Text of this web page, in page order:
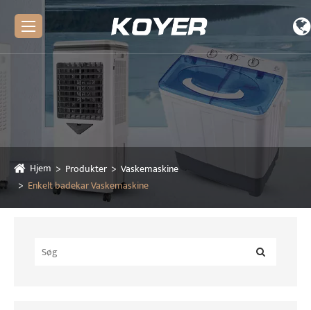
Hjem Produkter
Vaskemaskine
Enkelt badekar Vaskemaskine